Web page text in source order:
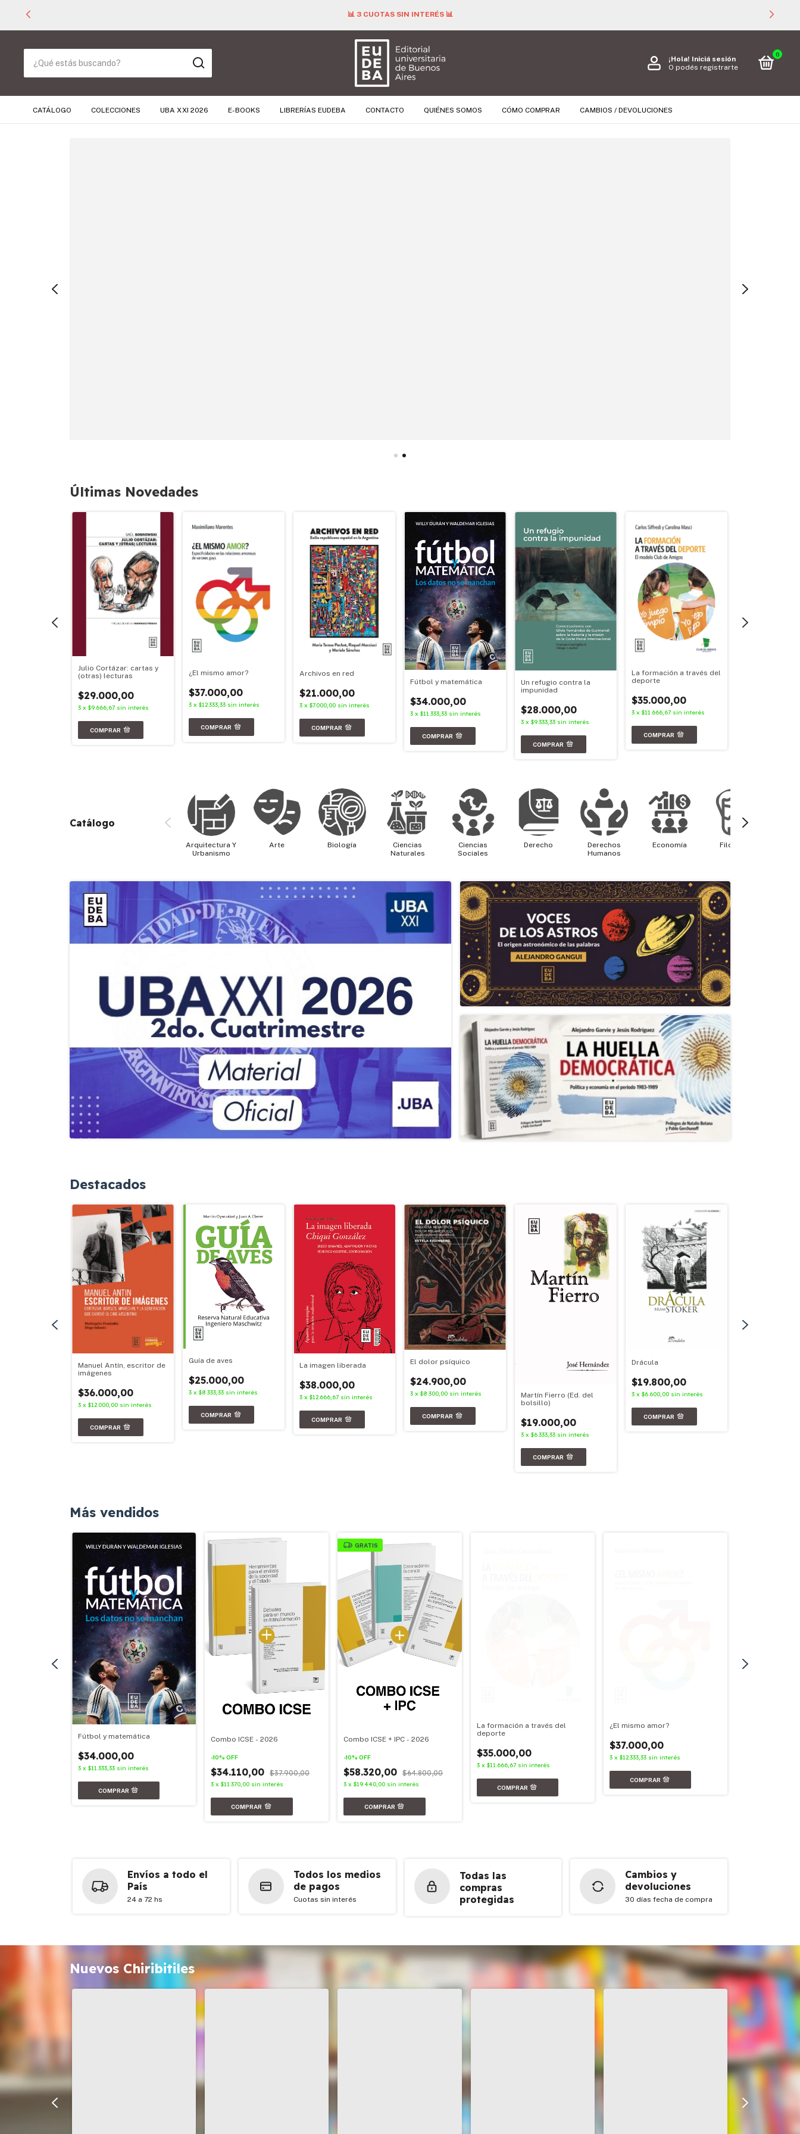
🚚 ENVÍO GRATIS PARA TODAS LAS COMPRAS SUPERIORES A $ 40.000 🚚
¡Hola! Iniciá sesión
O podés registrarte
0
CATÁLOGO COLECCIONES UBA XXI 2026 E-BOOKS LIBRERÍAS EUDEBA CONTACTO QUIÉNES SOMOS CÓMO COMPRAR CAMBIOS / DEVOLUCIONES
Últimas Novedades
Julio Cortázar: cartas y
(otras) lecturas
$29.000,00
3 x $9.666,67 sin interés
¿El mismo amor?
$37.000,00
3 x $12.333,33 sin interés
Archivos en red
$21.000,00
3 x $7.000,00 sin interés
Fútbol y matemática
$34.000,00
3 x $11.333,33 sin interés
Un refugio contra la
impunidad
$28.000,00
3 x $9.333,33 sin interés
La formación a través del
deporte
$35.000,00
3 x $11.666,67 sin interés
Catálogo
Arquitectura Y
Urbanismo
Arte Biología
Ciencias
Naturales
Ciencias
Sociales
Derecho
Derechos
Humanos
Economía Filosofía
Destacados
Manuel Antín, escritor de
imágenes
$36.000,00
3 x $12.000,00 sin interés
Guía de aves
$25.000,00
3 x $8.333,33 sin interés
La imagen liberada
$38.000,00
3 x $12.666,67 sin interés
El dolor psíquico
$24.900,00
3 x $8.300,00 sin interés
Martín Fierro (Ed. del
bolsillo)
$19.000,00
3 x $6.333,33 sin interés
Drácula
$19.800,00
3 x $6.600,00 sin interés
Más vendidos
Fútbol y matemática
$34.000,00
3 x $11.333,33 sin interés
Combo ICSE - 2026
-10%OFF
$34.110,00 $37.900,00
3 x$11.370,00 sin interés
GRATIS
Combo ICSE + IPC - 2026
-10%OFF
$58.320,00 $64.800,00
3 x$19.440,00 sin interés
La formación a través del
deporte
$35.000,00
3 x $11.666,67 sin interés
¿El mismo amor?
$37.000,00
3 x $12.333,33 sin interés
Envíos a todo el
País
24 a 72 hs
Todos los medios
de pagos
Cuotas sin interés
Todas las
compras
protegidas
Cambios y
devoluciones
30 días fecha de compra
Nuevos Chiribitiles